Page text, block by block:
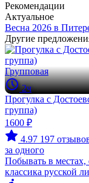
Рекомендации
Актуальное
Весна 2026 в
Другие
Групповая
2ч
Прогулка с
группа)
1600 ₽
4.97 197
за одного
Побывать в
классика русской